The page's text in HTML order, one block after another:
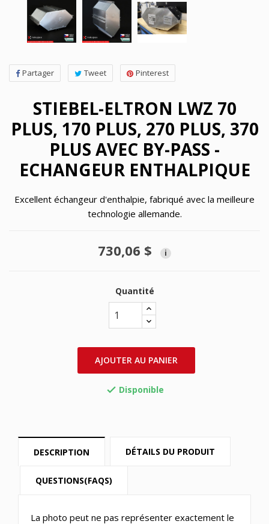
Partager Tweet Pinterest
STIEBEL-ELTRON LWZ 70
PLUS, 170 PLUS, 270 PLUS, 370
PLUS AVEC BY-PASS -
ECHANGEUR ENTHALPIQUE
Excellent échangeur d'enthalpie, fabriqué avec la meilleure
technologie allemande.
730,06 $ i
Quantité
AJOUTER AU PANIER
 Disponible
DESCRIPTION DÉTAILS DU PRODUIT
QUESTIONS(FAQS)
La photo peut ne pas représenter exactement le